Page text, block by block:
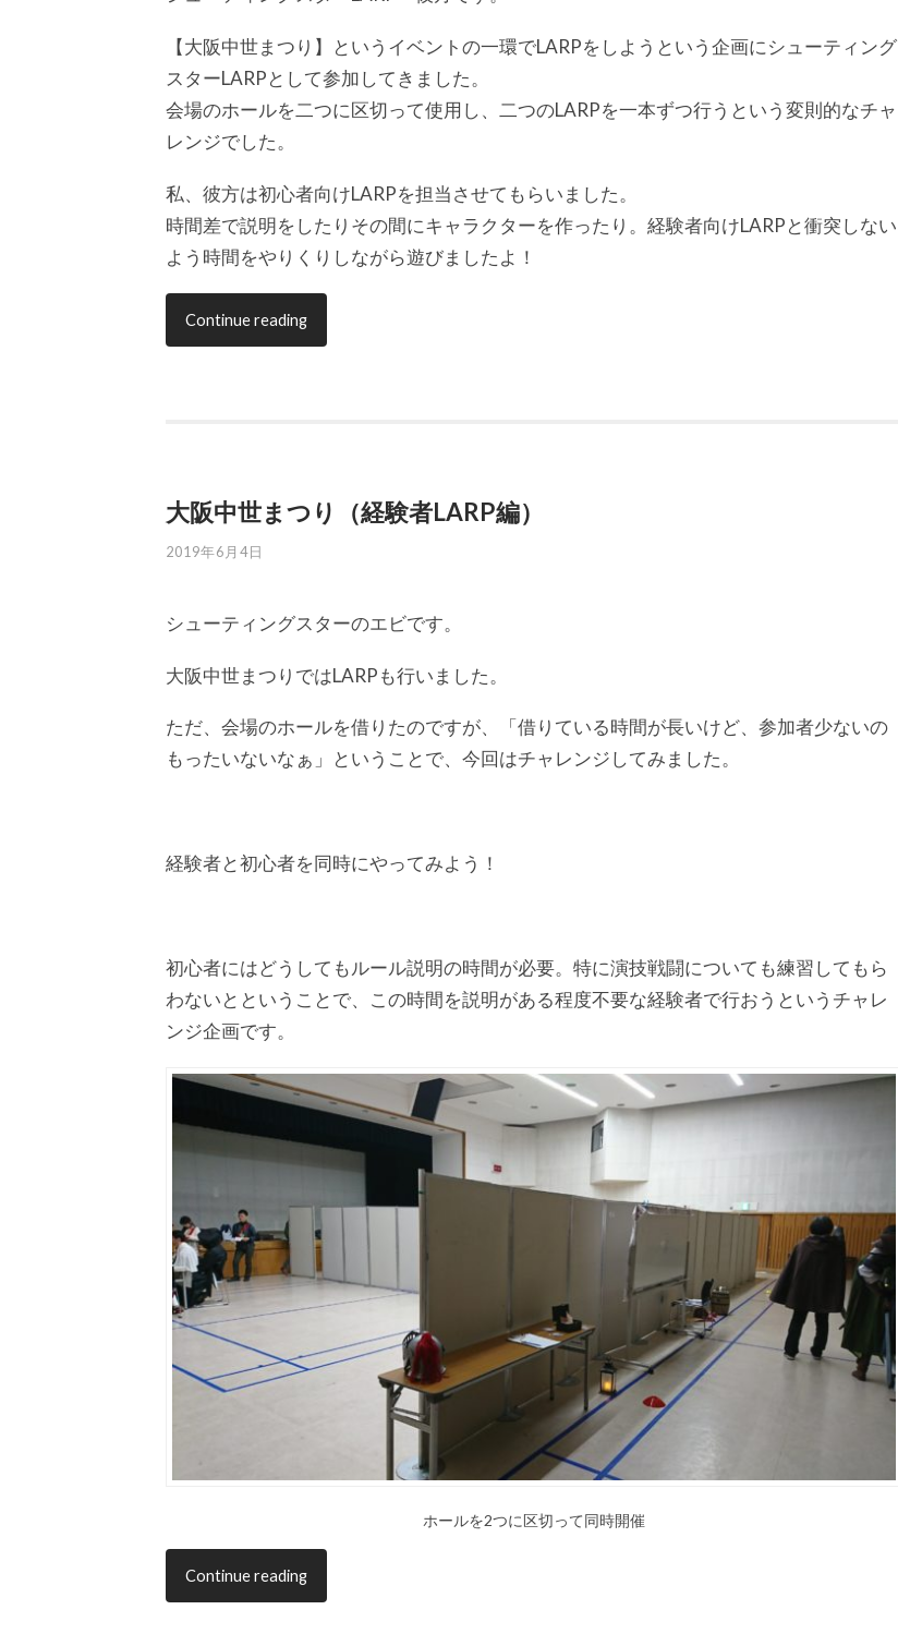
【大阪中世まつり】というイベントの一環でLARPをしようという企画にシューティング
スターLARPとして参加してきました。
会場のホールを二つに区切って使用し、二つのLARPを一本ずつ行うという変則的なチャ
レンジでした。
私、彼方は初心者向けLARPを担当させてもらいました。
時間差で説明をしたりその間にキャラクターを作ったり。経験者向けLARPと衝突しない
よう時間をやりくりしながら遊びましたよ！
Continue reading
大阪中世まつり（経験者LARP編）
2019年6月4日
シューティングスターのエビです。
大阪中世まつりではLARPも行いました。
ただ、会場のホールを借りたのですが、「借りている時間が長いけど、参加者少ないの
もったいないなぁ」ということで、今回はチャレンジしてみました。
経験者と初心者を同時にやってみよう！
初心者にはどうしてもルール説明の時間が必要。特に演技戦闘についても練習してもら
わないとということで、この時間を説明がある程度不要な経験者で行おうというチャレ
ンジ企画です。
ホールを2つに区切って同時開催
Continue reading